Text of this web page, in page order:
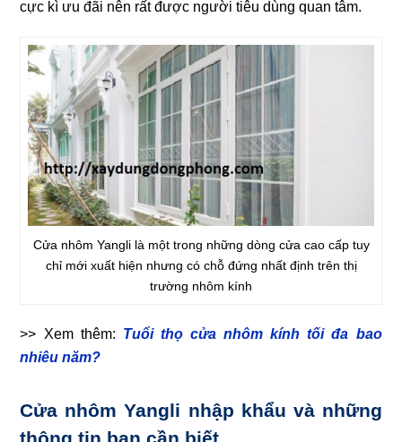
cực kì ưu đãi nên rất được người tiêu dùng quan tâm.
Cửa nhôm Yangli là một trong những dòng cửa cao cấp tuy
chỉ mới xuất hiện nhưng có chỗ đứng nhất định trên thị
trường nhôm kính
>> Xem thêm: Tuổi thọ cửa nhôm kính tối đa bao
nhiêu năm?
Cửa nhôm Yangli nhập khẩu và những
thông tin bạn cần biết